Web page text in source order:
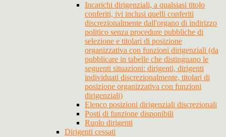
Incarichi dirigenziali, a qualsiasi titolo
conferiti, ivi inclusi quelli conferiti
discrezionalmente dall'organo di indirizzo
politico senza procedure pubbliche di
selezione e titolari di posizione
organizzativa con funzioni dirigenziali (da
pubblicare in tabelle che distinguano le
seguenti situazioni: dirigenti, dirigenti
individuati discrezionalmente, titolari di
posizione organizzativa con funzioni
dirigenziali)
Elenco posizioni dirigenziali discrezionali
Posti di funzione disponibili
Ruolo dirigenti
Dirigenti cessati